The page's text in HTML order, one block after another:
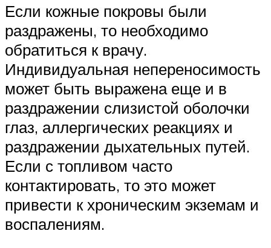
Если кожные покровы были
раздражены, то необходимо
обратиться к врачу.
Индивидуальная непереносимость
может быть выражена еще и в
раздражении слизистой оболочки
глаз, аллергических реакциях и
раздражении дыхательных путей.
Если с топливом часто
контактировать, то это может
привести к хроническим экземам и
воспалениям.